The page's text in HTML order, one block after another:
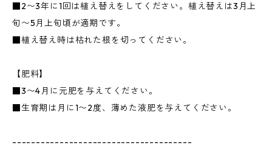
■2〜3年に1回は植え替えをしてください。植え替えは3月上
旬〜5月上旬頃が適期です。
■植え替え時は枯れた根を切ってください。
【肥料】
■3〜4月に元肥を与えてください。
■生育期は月に1〜2度、薄めた液肥を与えてください。
--------------------------------------